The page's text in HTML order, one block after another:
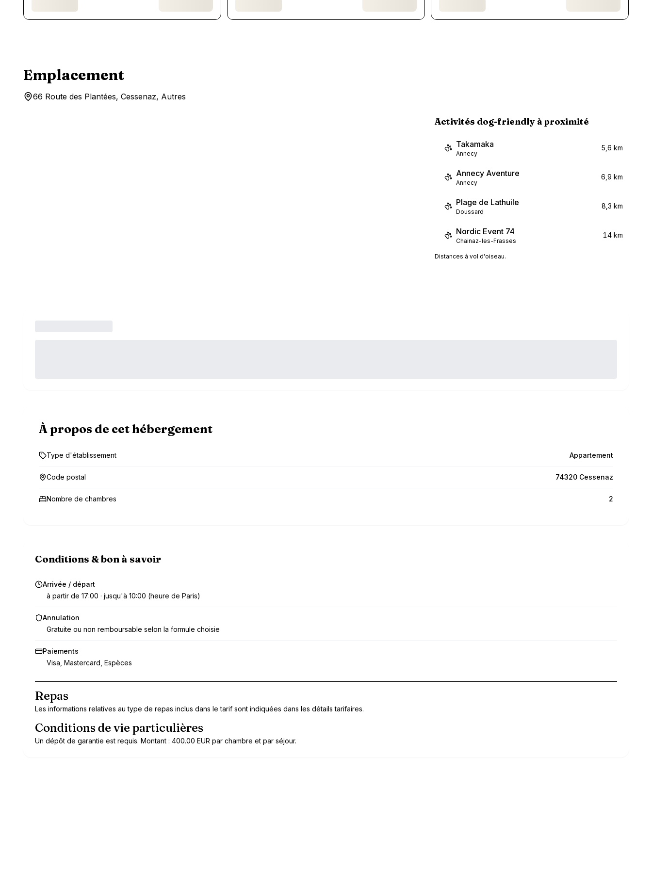
Emplacement
66 Route des Plantées, Cessenaz, Autres
Activités dog-friendly à proximité
Takamaka
Annecy
5,6 km
Annecy Aventure
Annecy
6,9 km
Plage de Lathuile
Doussard
8,3 km
Nordic Event 74
Chainaz-les-Frasses
14 km
Distances à vol d'oiseau.
À propos de cet hébergement
Type d'établissement Appartement
Code postal 74320 Cessenaz
Nombre de chambres 2
Conditions & bon à savoir
Arrivée / départ
à partir de 17:00 · jusqu'à 10:00 (heure de Paris)
Annulation
Gratuite ou non remboursable selon la formule choisie
Paiements
Visa, Mastercard, Espèces
Repas
Les informations relatives au type de repas inclus dans le tarif sont indiquées dans les détails tarifaires.
Conditions de vie particulières
Un dépôt de garantie est requis. Montant : 400.00 EUR par chambre et par séjour.